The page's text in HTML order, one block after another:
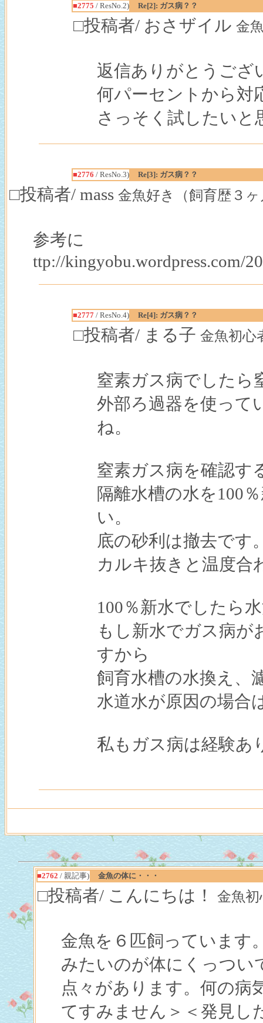
■2775 / ResNo.2) Re[2]: ガス病？？
□投稿者/ おさザイル 金
返信ありがとうござ
何パーセントから対
さっそく試したいと
■2776 / ResNo.3) Re[3]: ガス病？？
□投稿者/ mass 金魚好き（飼育歴３ヶ
参考に
ttp://kingyobu.wordpress.com/
■2777 / ResNo.4) Re[4]: ガス病？？
□投稿者/ まる子 金魚初心
窒素ガス病でしたら
外部ろ過器を使って
ね。
窒素ガス病を確認す
隔離水槽の水を100
い。
底の砂利は撤去です
カルキ抜きと温度合
100％新水でしたら
もし新水でガス病が
すから
飼育水槽の水換え、
水道水が原因の場合
私もガス病は経験あ
■2762 / 親記事) 金魚の体に・・・
□投稿者/ こんにちは！金魚初
金魚を６匹飼っています
みたいのが体にくっつい
点々があります。何の
てすみません＞＜発見し